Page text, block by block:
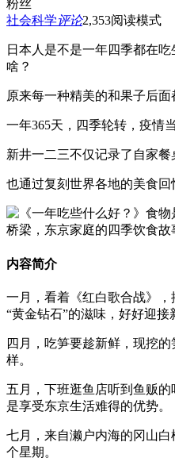
粉丝
社会科学评论2,353阅读模式
日本人是不是一年四季都在
啥？
原来每一种精美的和果子后面
一年365天，四季轮转，疫情
新井一二三不仅记录了自家餐
也通过复刻世界各地的美食回
内容简介
一月，看着《红白歌合战》
“黄金钻石”的滋味，好好迎接
四月，吃笋要趁新鲜，现挖
样。
五月，下班逛鱼店听到鱼贩
是享受东京生活难得的优势。
七月，来自濑户内海的冈山
个星期。